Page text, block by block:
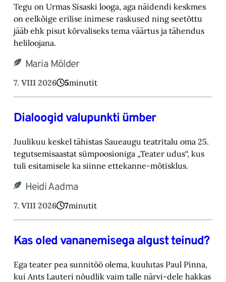
Tegu on Urmas Sisaski looga, aga näidendi keskmes
on eelkõige erilise inimese raskused ning ‎seetõttu
jääb ehk pisut kõrvaliseks tema väärtus ja tähendus
heliloojana.‎
Maria Mölder
7. VIII 2026 5minutit
Dialoogid valupunkti ümber
Juulikuu keskel tähistas Saueaugu teatritalu oma 25.
tegutsemisaastat sümpoosioniga „Teater ‎udus“, kus
tuli esitamisele ka siinne ettekanne-mõtisklus.‎
Heidi Aadma
7. VIII 2026 7minutit
Kas oled vananemisega algust teinud?
Ega teater pea sunnitöö olema, kuulutas Paul Pinna,
kui Ants Lauteri nõudlik vaim talle närvi-‎dele hakkas